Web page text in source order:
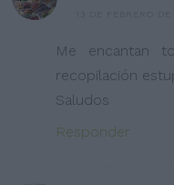
Me encantan
recopilación
Saludos
Responder